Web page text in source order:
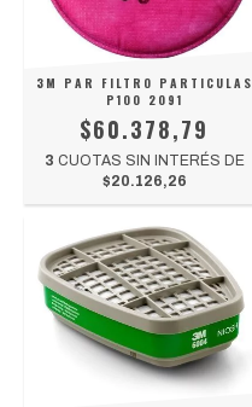
3M PAR FILTRO PARTICULAS
P100 2091
$60.378,79
3 CUOTAS SIN INTERÉS DE
$20.126,26